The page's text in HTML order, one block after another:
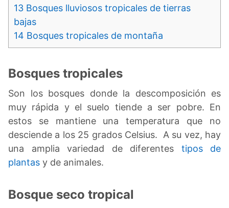
13 Bosques lluviosos tropicales de tierras
bajas
14 Bosques tropicales de montaña
Bosques tropicales
Son los bosques donde la descomposición es
muy rápida y el suelo tiende a ser pobre. En
estos se mantiene una temperatura que no
desciende a los 25 grados Celsius. A su vez, hay
una amplia variedad de diferentes tipos de
plantas y de animales.
Bosque seco tropical